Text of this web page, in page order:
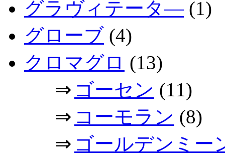
グラヴィテータ―(1)
グローブ (4)
クロマグロ (13)
⇒ ゴーセン (11)
⇒ コーモラン (8)
⇒ ゴールデンミー